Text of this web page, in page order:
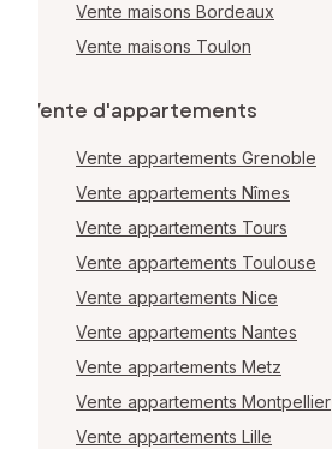
Vente maisons Bordeaux
Vente maisons Toulon
Vente d'appartements
Vente appartements Grenoble
Vente appartements Nîmes
Vente appartements Tours
Vente appartements Toulouse
Vente appartements Nice
Vente appartements Nantes
Vente appartements Metz
Vente appartements Montpellier
Vente appartements Lille